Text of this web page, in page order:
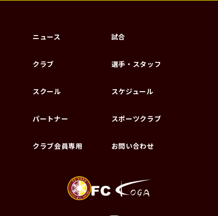
ニュース 試合
クラブ 選手・スタッフ
スクール スケジュール
パートナー スポーツクラブ
クラブ会員専用 お問い合わせ